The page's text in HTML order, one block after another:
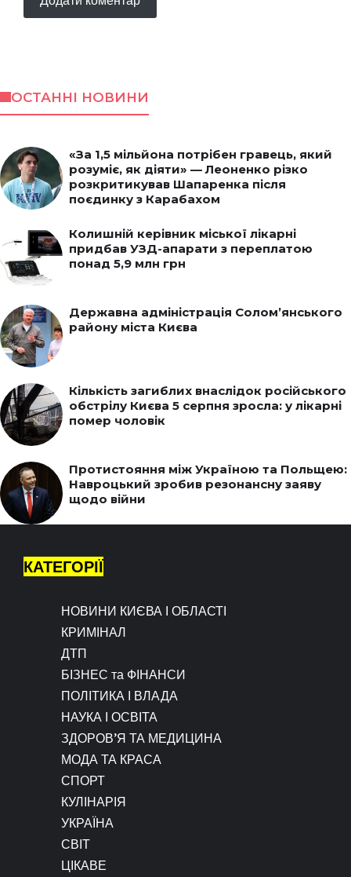
ОСТАННІ НОВИНИ
«За 1,5 мільйона потрібен гравець, який
розуміє, як діяти» — Леоненко різко
розкритикував Шапаренка після
поєдинку з Карабахом
Колишній керівник міської лікарні
придбав УЗД-апарати з переплатою
понад 5,9 млн грн
Державна адміністрація Солом’янського
району міста Києва
Кількість загиблих внаслідок російського
обстрілу Києва 5 серпня зросла: у лікарні
помер чоловік
Протистояння між Україною та Польщею:
Навроцький зробив резонансну заяву
щодо війни
КАТЕГОРІЇ
НОВИНИ КИЄВА І ОБЛАСТІ
КРИМІНАЛ
ДТП
БІЗНЕС та ФІНАНСИ
ПОЛІТИКА І ВЛАДА
НАУКА І ОСВІТА
ЗДОРОВ’Я ТА МЕДИЦИНА
МОДА ТА КРАСА
СПОРТ
КУЛІНАРІЯ
УКРАЇНА
СВІТ
ЦІКАВЕ